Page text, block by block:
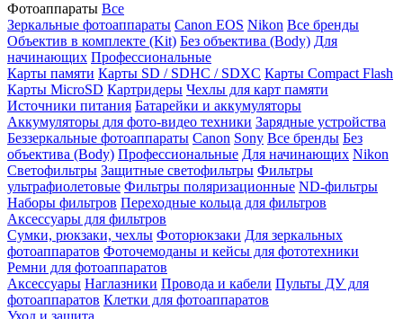
Фотоаппараты Все
Зеркальные фотоаппараты Canon EOS Nikon Все бренды
Объектив в комплекте (Kit) Без объектива (Body) Для
начинающих Профессиональные
Карты памяти Карты SD / SDHC / SDXC Карты Compact Flash
Карты MicroSD Картридеры Чехлы для карт памяти
Источники питания Батарейки и аккумуляторы
Аккумуляторы для фото-видео техники Зарядные устройства
Беззеркальные фотоаппараты Canon Sony Все бренды Без
объектива (Body) Профессиональные Для начинающих Nikon
Светофильтры Защитные светофильтры Фильтры
ультрафиолетовые Фильтры поляризационные ND-фильтры
Наборы фильтров Переходные кольца для фильтров
Аксессуары для фильтров
Сумки, рюкзаки, чехлы Фоторюкзаки Для зеркальных
фотоаппаратов Фоточемоданы и кейсы для фототехники
Ремни для фотоаппаратов
Аксессуары Наглазники Провода и кабели Пульты ДУ для
фотоаппаратов Клетки для фотоаппаратов
Уход и защита